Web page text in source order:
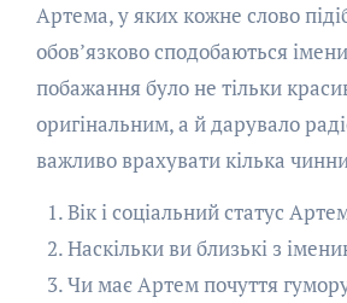
Артема, у яких кожне слово
обов’язково сподобаються
побажання було не тільки
оригінальним, а й дарувало
важливо врахувати кілька
Вік і соціальний статус
Наскільки ви близькі з
Чи має Артем почуття